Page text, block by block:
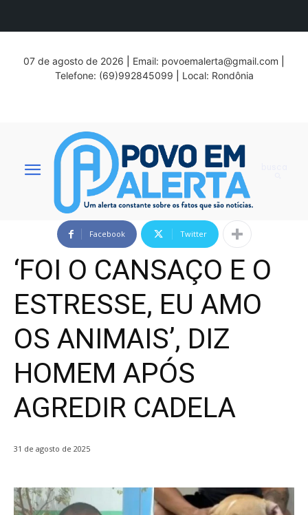
07 de agosto de 2026 Email: povoemalerta@gmail.com
Telefone: (69)992845099
Local: Rondônia
Facebook Twitter
‘FOI O CANSAÇO E O
ESTRESSE, EU AMO
OS ANIMAIS’, DIZ
HOMEM APÓS
AGREDIR CADELA
31 de agosto de 2025